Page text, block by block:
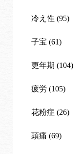
冷え性 (95)
子宝 (61)
更年期 (104)
疲労 (105)
花粉症 (26)
頭痛 (69)